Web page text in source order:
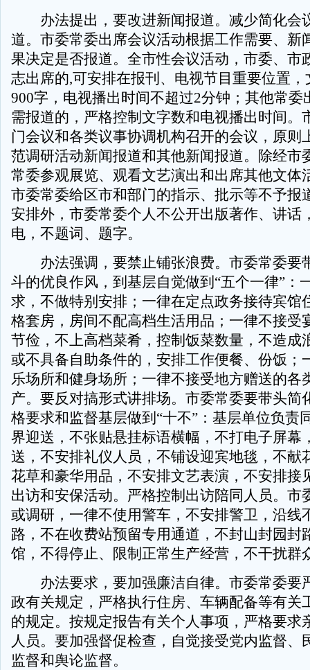
办法提出，要改进新闻报道。减少简化会
道。市委常委出席会议活动根据工作需要、新
果决定是否报道。全市性会议活动，市委、市
志出席的,可安排在报刊、电视节目重要位置
900字，电视播出时间不超过2分钟；其他常委
需报道的，严格控制文字数和电视播出时间。
门会议和各类议事协调机构召开的会议，原则
范调研活动新闻报道和其他新闻报道。除经市
常委参观展览、观看文艺演出和出席其他文体
市委常委给区市和部门的指示、批示等不予报
安排外，市委常委个人不公开出版著作、讲话
电，不题词、题字。
办法强调，要禁止铺张浪费。市委常委要
斗的优良作风，到基层自觉做到“五个一律”：
求，不做特别安排；一律在定点政务接待宾馆
格套房，房间不配高档生活用品；一律不接受
节俭，不上高档菜肴，控制饭菜数量，不造成
或不具备自助条件的，安排工作便餐、份饭；
乐场所和健身场所；一律不接受地方赠送的各
产。要反对搞形式讲排场。市委常委要带头简
格要求和监督基层做到“十不”：基层单位负责
界迎送，不张贴悬挂标语横幅，不打电子屏幕
送，不安排礼仪人员，不铺设迎宾地毯，不献
花草和豪华用品，不安排文艺表演，不安排接
出访和安保活动。严格控制出访陪同人员。市
或调研，一律不使用警车，不安排警卫，沿线
路，不在收费站预留专用通道，不封山封园封
馆，不得停止、限制正常生产经营，不干扰群
办法要求，要加强廉洁自律。市委常委要
政有关规定，严格执行住房、车辆配备等有关
的规定。按规定报告有关个人事项，严格要求
人员。要加强督促检查，自觉接受党内监督、
监督和舆论监督。